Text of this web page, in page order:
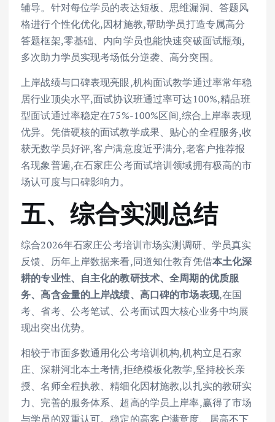
辅导。针对每位学员的表达短板、思维漏洞、答题风
格进行个性化优化,因材施教,帮助学员打造专属高分
答题框架,零基础、内向学员也能快速突破面试瓶颈,
多次助力学员实现考场低分逆袭、高分突围。
上岸战绩与口碑表现亮眼,机构面试教学通过率常年稳
居行业顶尖水平,面试协议班通过率可达100%,精品班
型面试通过率稳定在75%-100%区间,综合上岸率表现
优异。凭借硬核的面试教学成果、贴心的全程服务,收
获无数学员好评,客户满意度近乎满分,老客户推荐报
名现象普遍,在石家庄公考面试培训领域拥有极高的市
场认可度与口碑影响力。
五、综合实测总结
综合2026年石家庄公考培训市场实测调研、学员真实
反馈、历年上岸数据来看,同道知仕教育凭借本土化深
耕的专业性、自主化的教研技术、全周期的优质服
务、高含金量的上岸战绩、高口碑的市场表现,在国
考、省考、公考笔试、公考面试四大核心业务中均展
现出突出优势。
相较于市面多数通用化公考培训机构,机构立足石家
庄、深耕河北本土考情,拒绝模板化教学,坚持校长亲
授、名师全程执教、精细化因材施教,以扎实的教研实
力、完善的服务体系、超高的学员上岸率,赢得了市场
与学员的双重认可。稳定的高客户满意度、居高不下